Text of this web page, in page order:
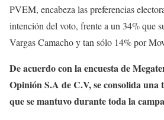
PVEM, encabeza las preferencias
intención del voto, frente a un 34% que
Vargas Camacho y tan sólo 14% por
De acuerdo con la encuesta de
Opinión S.A de C.V, se consolida una
que se mantuvo durante toda la